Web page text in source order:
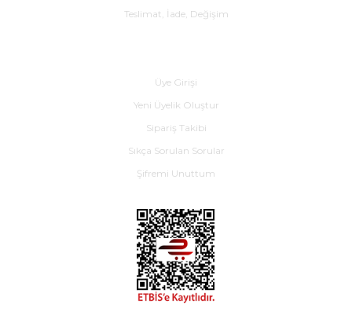
Teslimat, İade, Değişim
Üye Girişi
Yeni Üyelik Oluştur
Sipariş Takibi
Sıkça Sorulan Sorular
Şifremi Unuttum